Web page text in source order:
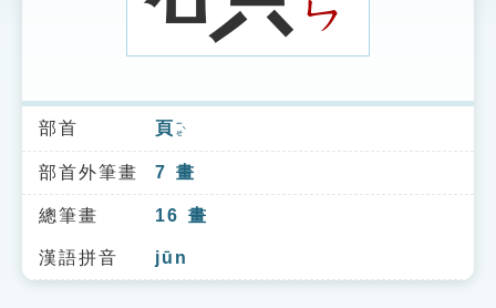
索引選單
知識索引
單字索引
生命大百科索引
ㄣ
部首 頁 ㄧㄝˋ
部首外筆畫 7 畫
總筆畫 16 畫
漢語拼音 jūn